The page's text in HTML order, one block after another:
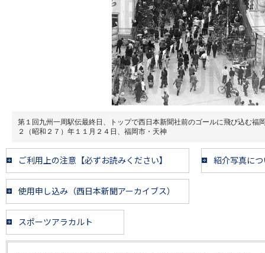
第１回九州一周駅伝最終日、トップで西日本新聞社前のゴールに飛び込む福
２（昭和２７）年１１月２４日、福岡市・天神
ご利用上の注意【必ずお読みください】 紹介写真に
使用申し込み（西日本新聞アーカイブス）
スポーツアラカルト